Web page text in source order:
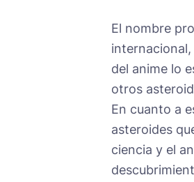
El nombre
del anime lo
otros
En cuanto a
asteroides
ciencia y el